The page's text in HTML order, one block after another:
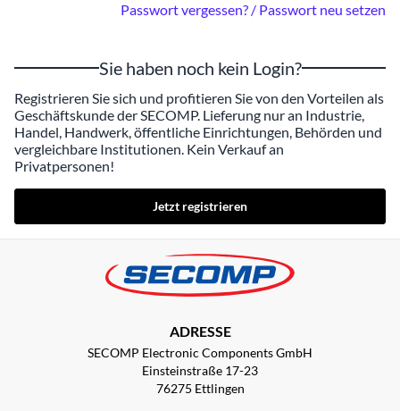
Passwort vergessen? / Passwort neu setzen
Sie haben noch kein Login?
Registrieren Sie sich und profitieren Sie von den Vorteilen als
Geschäftskunde der SECOMP. Lieferung nur an Industrie,
Handel, Handwerk, öffentliche Einrichtungen, Behörden und
vergleichbare Institutionen. Kein Verkauf an
Privatpersonen!
Jetzt registrieren
ADRESSE
SECOMP Electronic Components GmbH
Einsteinstraße 17-23
76275 Ettlingen